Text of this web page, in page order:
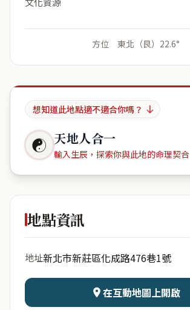
方位 東北（艮）22.6°
想知道此地點適不適合你嗎？
☯ 天地人合一
輸入生辰，探索你與此地的命理契合
日期 出生時辰
地點資訊
地址新北市新莊區化成路476巷1號
在互動地圖上開啟